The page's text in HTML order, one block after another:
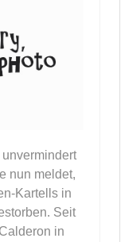
nun meldet,
Kartells in
Seit
in